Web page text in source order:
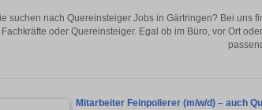
suchen nach Quereinsteiger Jobs in Gärtringen? Bei uns
Fachkräfte oder Quereinsteiger. Egal ob im Büro, vor Ort
Mitarbeiter Feinpolierer (m/w/d) – auch